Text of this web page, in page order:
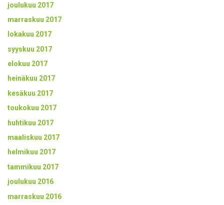
joulukuu 2017
marraskuu 2017
lokakuu 2017
syyskuu 2017
elokuu 2017
heinäkuu 2017
kesäkuu 2017
toukokuu 2017
huhtikuu 2017
maaliskuu 2017
helmikuu 2017
tammikuu 2017
joulukuu 2016
marraskuu 2016